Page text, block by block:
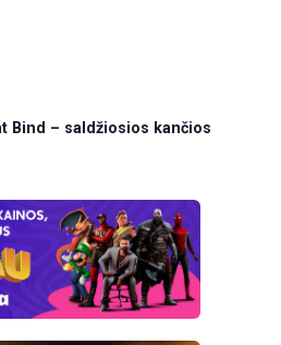
Bind – saldžiosios kančios